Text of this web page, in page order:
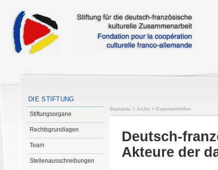
DIE STIFTUNG
Stiftungsorgane
Rechtsgrundlagen
Team
Stellenausschreibungen
Startseite > Archiv > Expertentreffen
Deutsch-
Akteure der